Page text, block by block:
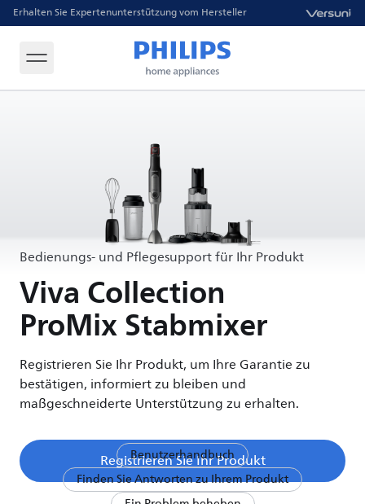
Erhalten Sie Expertenunterstützung vom Hersteller
Bedienungs- und Pflegesupport für Ihr Produkt
Viva Collection
ProMix Stabmixer
Registrieren Sie Ihr Produkt, um Ihre Garantie zu
bestätigen, informiert zu bleiben und
maßgeschneiderte Unterstützung zu erhalten.
Registrieren Sie Ihr Produkt
Benutzerhandbuch
Finden Sie Antworten zu Ihrem Produkt